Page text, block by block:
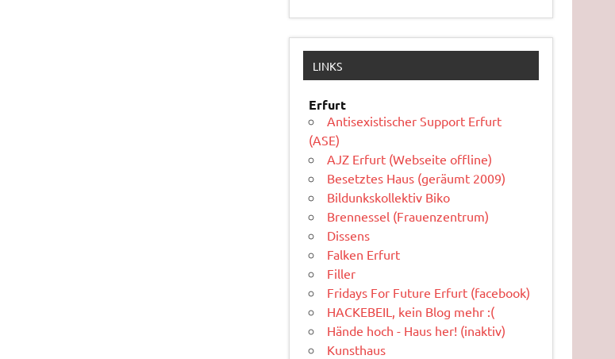
LINKS
Erfurt
Antisexistischer Support Erfurt
(ASE)
AJZ Erfurt (Webseite offline)
Besetztes Haus (geräumt 2009)
Bildunkskollektiv Biko
Brennessel (Frauenzentrum)
Dissens
Falken Erfurt
Filler
Fridays For Future Erfurt (facebook)
HACKEBEIL, kein Blog mehr :(
Hände hoch - Haus her! (inaktiv)
Kunsthaus